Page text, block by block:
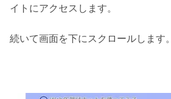
イトにアクセスします。
続いて画面を下にスクロールします。